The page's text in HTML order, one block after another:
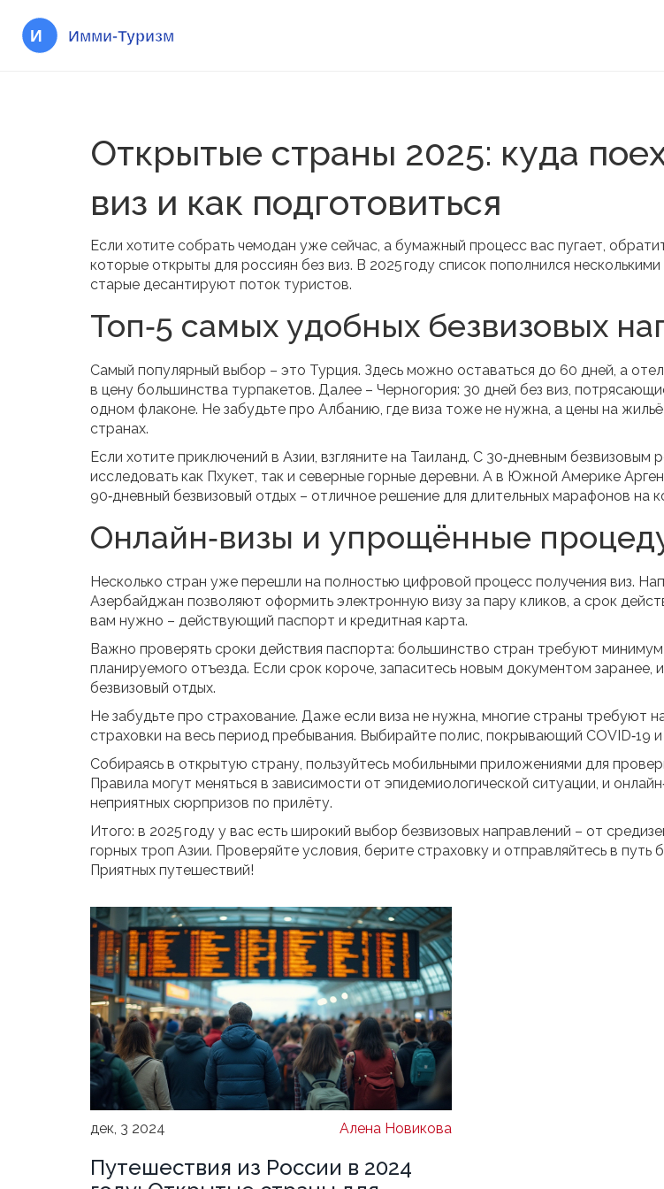
Открытые страны 2025: куда
виз и как подготовиться
Если хотите собрать чемодан уже сейчас, а бумажный процесс вас пугает,
которые открыты для россиян без виз. В 2025 году список пополнился
старые десантируют поток туристов.
Топ‑5 самых удобных безвизовых
Самый популярный выбор – это Турция. Здесь можно оставаться до 60 дней, а
в цену большинства турпакетов. Далее – Черногория: 30 дней без виз,
одном флаконе. Не забудьте про Албанию, где виза тоже не нужна, а цены на
странах.
Если хотите приключений в Азии, взгляните на Таиланд. С 30‑дневным
исследовать как Пхукет, так и северные горные деревни. А в Южной Америке
90‑дневный безвизовый отдых – отличное решение для длительных марафонов на
Онлайн‑визы и упрощённые
Несколько стран уже перешли на полностью цифровой процесс получения виз.
Азербайджан позволяют оформить электронную визу за пару кликов, а срок
вам нужно – действующий паспорт и кредитная карта.
Важно проверять сроки действия паспорта: большинство стран требуют
планируемого отъезда. Если срок короче, запаситесь новым документом заранее,
безвизовый отдых.
Не забудьте про страхование. Даже если виза не нужна, многие страны требуют
страховки на весь период пребывания. Выбирайте полис, покрывающий COVID‑19
Собираясь в открытую страну, пользуйтесь мобильными приложениями для
Правила могут меняться в зависимости от эпидемиологической ситуации, и
неприятных сюрпризов по прилёту.
Итого: в 2025 году у вас есть широкий выбор безвизовых направлений – от
горных троп Азии. Проверяйте условия, берите страховку и отправляйтесь в путь
Приятных путешествий!
дек, 3 2024 Алена Новикова
Путешествия из России в 2024